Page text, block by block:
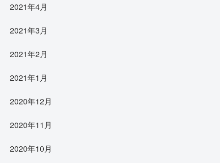
2021年4月
2021年3月
2021年2月
2021年1月
2020年12月
2020年11月
2020年10月